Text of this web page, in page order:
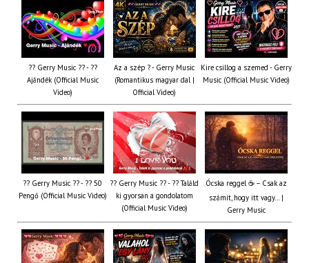
?? Gerry Music ?? - ??
Ajándék (Official Music
Video)
Az a szép ? - Gerry Music
(Romantikus magyar dal |
Official Video)
Kire csillog a szemed - Gerry
Music (Official Music Video)
?? Gerry Music ?? - ?? 50
Pengő (Official Music Video)
?? Gerry Music ?? - ?? Találd
ki gyorsan a gondolatom
(Official Music Video)
Ócska reggel ☕ – Csak az
számít, hogy itt vagy… |
Gerry Music